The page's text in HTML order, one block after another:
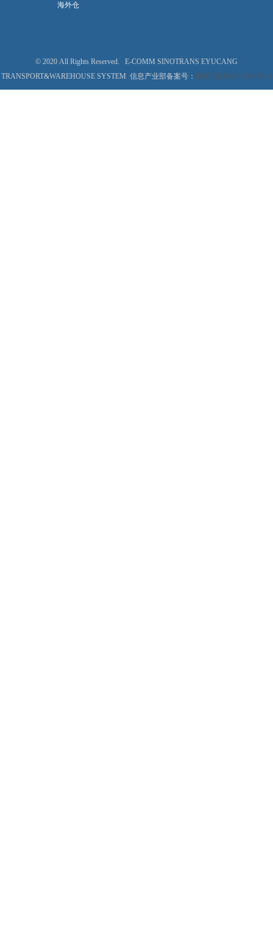
海外仓
© 2020 All Rights Reserved. E-COMM SINOTRANS EYUCANG
TRANSPORT&WAREHOUSE SYSTEM 信息产业部备案号： 浙ICP备2022011645号-1